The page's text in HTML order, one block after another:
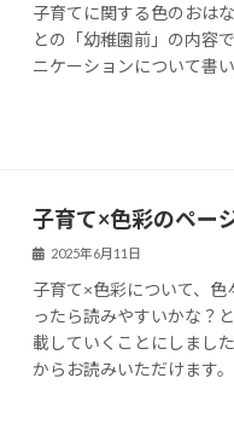
子育てに関する色のおは
との「幼稚園前」の内容
ニケーションについて書
子育て×色彩のペー
2025年6月11日
子育て×色彩について、
ったら読みやすいかな？
載していくことにしまし
からお読みいただけます。